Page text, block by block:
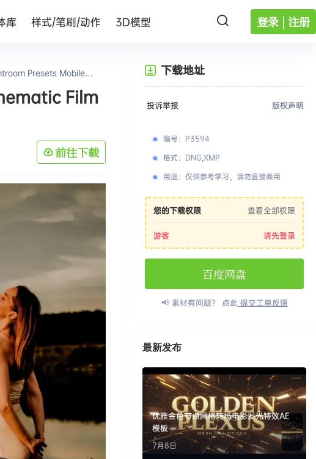
登录 | 注册
库 样式/笔刷/动作 3D模型
Presets Mobile
Film
前往下载
下载地址
投诉举报 版权声明
编号： P3594
格式： DNG,XMP
用途： 仅供参考学习，请勿直接商用
您的下载权限 查看全部权限
游客 请先登录
百度网盘
📢 素材有问题？ 点此提交工单反馈
最新发布
优雅金色节点网格转场电影发光特效AE
模板
7月8日